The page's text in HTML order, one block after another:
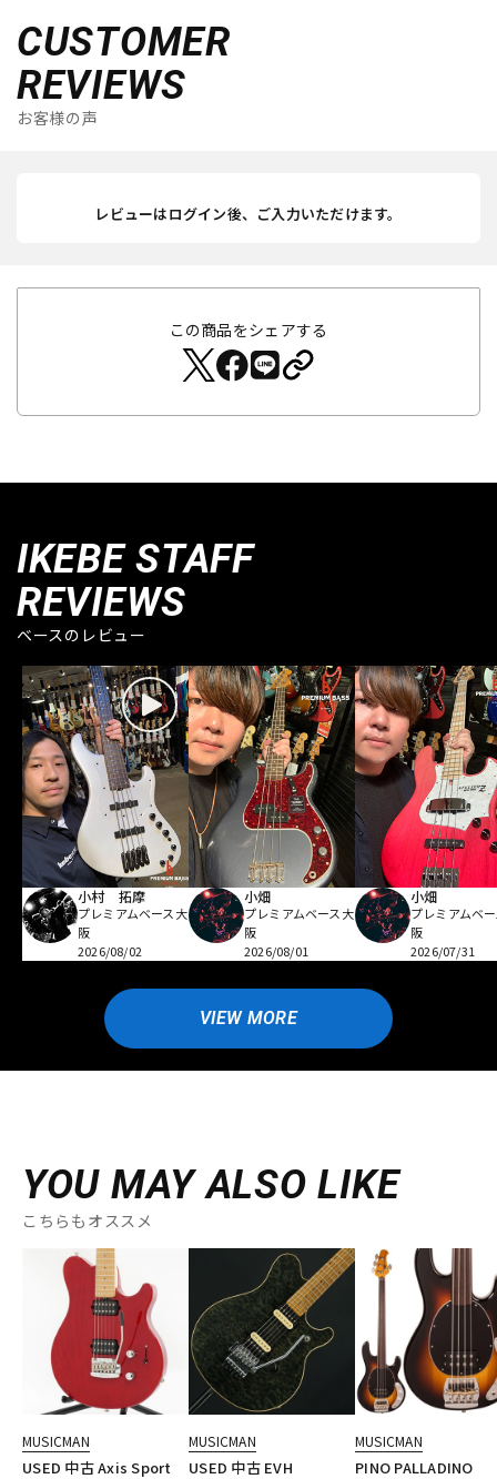
CUSTOMER
REVIEWS
お客様の声
レビューはログイン後、ご入力いただけます。
この商品をシェアする
IKEBE STAFF
REVIEWS
ベースのレビュー
小村 拓摩
プレミアムベース大
阪
2026/08/02
小畑
プレミアムベース大
阪
2026/08/01
小畑
プレミアムベ
阪
2026/07/31
VIEW MORE
YOU MAY ALSO LIKE
こちらもオススメ
MUSICMAN
USED 中古 Axis Sport
MUSICMAN
USED 中古 EVH
MUSICMAN
PINO PALLADINO